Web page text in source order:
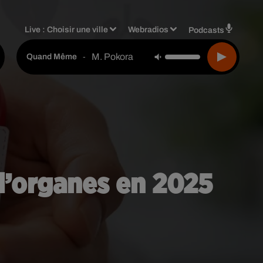
Live :Choisir une ville Webradios Podcasts
Quand Même - M. Pokora
en 2025